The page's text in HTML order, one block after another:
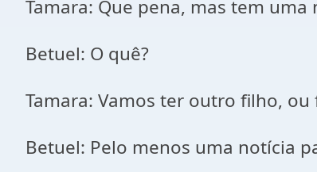
Tamara: Que pena, mas tem
Betuel: O quê?
Tamara: Vamos ter outro filho, ou
Betuel: Pelo menos uma notícia